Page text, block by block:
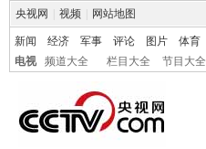
央视网 视频 网站地图
新闻 经济 军事 评论 图片 体育
电视
频道大全 栏目大全 节目大全